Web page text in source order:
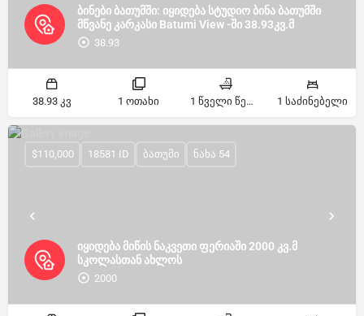
ბინები ბათუმში: იყიდება სტუდიო ბინა ბათუმში
მწვანე კარკასი Batumi View -ში 38.93კვ.მ
38.93
38.93 კვ 1 ოთახი 1 წველი წერტილი 1 საძინებელი
იყიდება მიწის ნაკვეთი ფერიაში 2000 კვ.მ
სკოლასთან ახლოს
2000
$110,000 18581 ID ბათუმი ნახა 54